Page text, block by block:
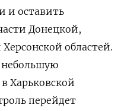
и оставить
Донецкой,
областей.
небольшую
Харьковской
перейдет